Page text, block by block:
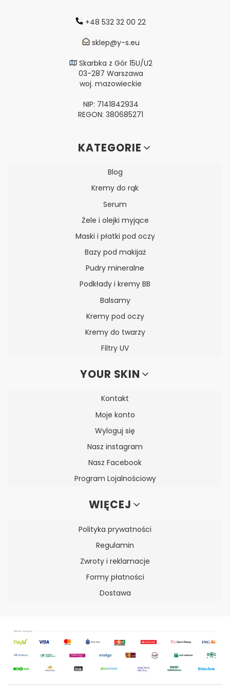
+48 532 32 00 22
sklep@y-s.eu
Skarbka z Gór 15U/U2
03-287 Warszawa
woj. mazowieckie
NIP: 7141842934
REGON: 380685271
Linki w stopceKATEGORIE
Blog
Kremy do rąk
Serum
Żele i olejki myjące
Maski i płatki pod oczy
Bazy pod makijaż
Pudry mineralne
Podkłady i kremy BB
Balsamy
Kremy pod oczy
Kremy do twarzy
Filtry UV
YOUR SKIN
Kontakt
Moje konto
Wyloguj się
Nasz instagram
Nasz Facebook
Program Lojalnościowy
WIĘCEJ
Polityka prywatności
Regulamin
Zwroty i reklamacje
Formy płatności
Dostawa